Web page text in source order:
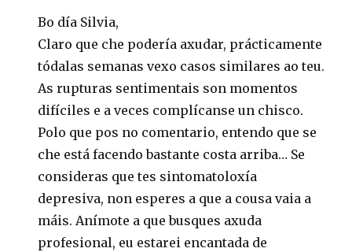
Bo día Silvia,
Claro que che podería axudar, prácticamente
tódalas semanas vexo casos similares ao teu.
As rupturas sentimentais son momentos
difíciles e a veces complícanse un chisco.
Polo que pos no comentario, entendo que se
che está facendo bastante costa arriba… Se
consideras que tes sintomatoloxía
depresiva, non esperes a que a cousa vaia a
máis. Anímote a que busques axuda
profesional, eu estarei encantada de